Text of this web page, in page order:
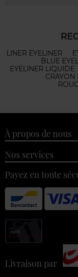
LINER EYELINER
BLUE
EYELINER LIQUIDE
CRAYON
À propos de nous
Nos services
Payez en toute
Livraison par